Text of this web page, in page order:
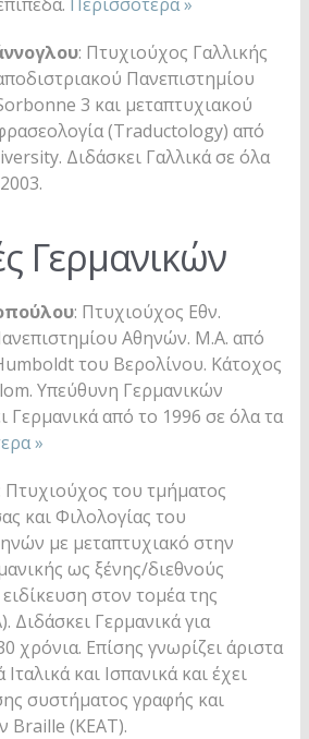
: Πτυχιούχος Γαλλικής
Πανεπιστημίου
3 και μεταπτυχιακού
(Traductology) από
Διδάσκει Γαλλικά σε όλα
Γερμανικών
: Πτυχιούχος Εθν.
Αθηνών. M.Α. από
του Βερολίνου. Κάτοχος
Υπεύθυνη Γερμανικών
Γερμανικά από το 1996 σε όλα τα
»
: Πτυχιούχος του τμήματος
και Φιλολογίας του
με μεταπτυχιακό στην
ως ξένης/διεθνούς
στον τομέα της
Διδάσκει Γερμανικά για
χρόνια. Επίσης γνωρίζει άριστα
και Ισπανικά και έχει
συστήματος γραφής και
Braille (ΚΕΑΤ).